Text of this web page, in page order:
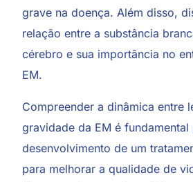
grave na doença. Além disso,
relação entre a substância
cérebro e sua importância no
EM.
Compreender a dinâmica entre
gravidade da EM é fundamental
desenvolvimento de um
para melhorar a qualidade de